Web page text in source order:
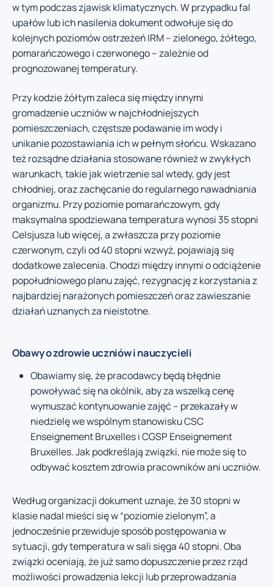
w tym podczas zjawisk klimatycznych. W przypadku fal
upałów lub ich nasilenia dokument odwołuje się do
kolejnych poziomów ostrzeżeń IRM – zielonego, żółtego,
pomarańczowego i czerwonego – zależnie od
prognozowanej temperatury.
Przy kodzie żółtym zaleca się między innymi
gromadzenie uczniów w najchłodniejszych
pomieszczeniach, częstsze podawanie im wody i
unikanie pozostawiania ich w pełnym słońcu. Wskazano
też rozsądne działania stosowane również w zwykłych
warunkach, takie jak wietrzenie sal wtedy, gdy jest
chłodniej, oraz zachęcanie do regularnego nawadniania
organizmu. Przy poziomie pomarańczowym, gdy
maksymalna spodziewana temperatura wynosi 35 stopni
Celsjusza lub więcej, a zwłaszcza przy poziomie
czerwonym, czyli od 40 stopni wzwyż, pojawiają się
dodatkowe zalecenia. Chodzi między innymi o odciążenie
popołudniowego planu zajęć, rezygnację z korzystania z
najbardziej narażonych pomieszczeń oraz zawieszanie
działań uznanych za nieistotne.
Obawy o zdrowie uczniów i nauczycieli
Obawiamy się, że pracodawcy będą błędnie
powoływać się na okólnik, aby za wszelką cenę
wymuszać kontynuowanie zajęć – przekazały w
niedzielę we wspólnym stanowisku CSC
Enseignement Bruxelles i CGSP Enseignement
Bruxelles. Jak podkreślają związki, nie może się to
odbywać kosztem zdrowia pracowników ani uczniów.
Według organizacji dokument uznaje, że 30 stopni w
klasie nadal mieści się w “poziomie zielonym”, a
jednocześnie przewiduje sposób postępowania w
sytuacji, gdy temperatura w sali sięga 40 stopni. Oba
związki oceniają, że już samo dopuszczenie przez rząd
możliwości prowadzenia lekcji lub przeprowadzania